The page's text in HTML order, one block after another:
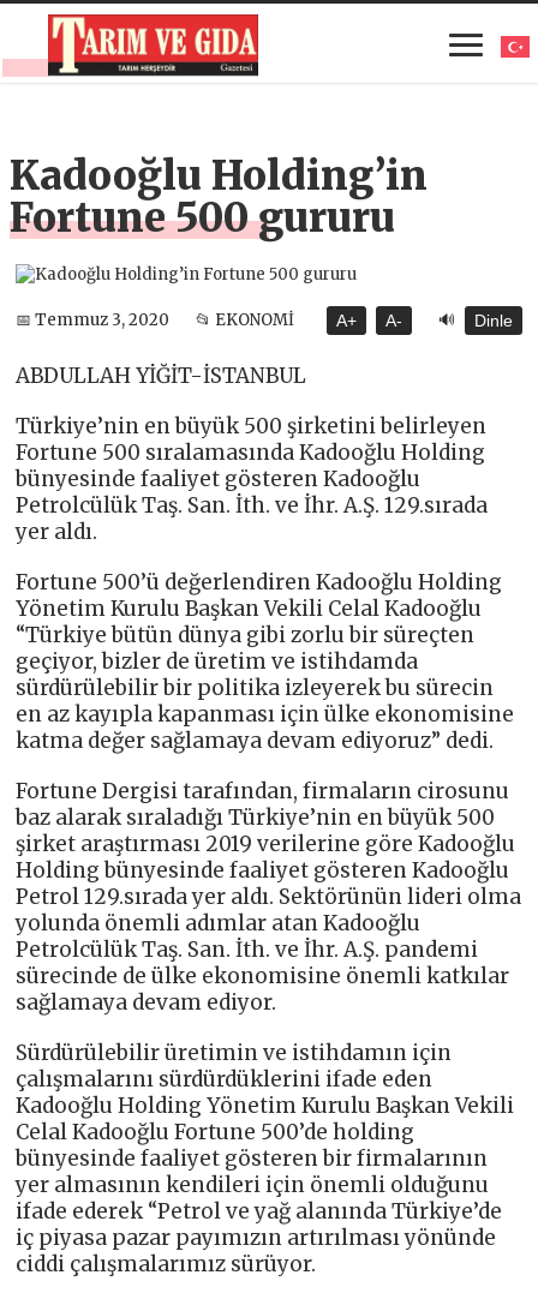
Kadooğlu Holding’in
Fortune 500 gururu
📅 Temmuz 3, 2020 📂 EKONOMİ A+ A- 🔊 Dinle
ABDULLAH YİĞİT-İSTANBUL
Türkiye’nin en büyük 500 şirketini belirleyen
Fortune 500 sıralamasında Kadooğlu Holding
bünyesinde faaliyet gösteren Kadooğlu
Petrolcülük Taş. San. İth. ve İhr. A.Ş. 129.sırada
yer aldı.
Fortune 500’ü değerlendiren Kadooğlu Holding
Yönetim Kurulu Başkan Vekili Celal Kadooğlu
“Türkiye bütün dünya gibi zorlu bir süreçten
geçiyor, bizler de üretim ve istihdamda
sürdürülebilir bir politika izleyerek bu sürecin
en az kayıpla kapanması için ülke ekonomisine
katma değer sağlamaya devam ediyoruz” dedi.
Fortune Dergisi tarafından, firmaların cirosunu
baz alarak sıraladığı Türkiye’nin en büyük 500
şirket araştırması 2019 verilerine göre Kadooğlu
Holding bünyesinde faaliyet gösteren Kadooğlu
Petrol 129.sırada yer aldı. Sektörünün lideri olma
yolunda önemli adımlar atan Kadooğlu
Petrolcülük Taş. San. İth. ve İhr. A.Ş. pandemi
sürecinde de ülke ekonomisine önemli katkılar
sağlamaya devam ediyor.
Sürdürülebilir üretimin ve istihdamın için
çalışmalarını sürdürdüklerini ifade eden
Kadooğlu Holding Yönetim Kurulu Başkan Vekili
Celal Kadooğlu Fortune 500’de holding
bünyesinde faaliyet gösteren bir firmalarının
yer almasının kendileri için önemli olduğunu
ifade ederek “Petrol ve yağ alanında Türkiye’de
iç piyasa pazar payımızın artırılması yönünde
ciddi çalışmalarımız sürüyor.